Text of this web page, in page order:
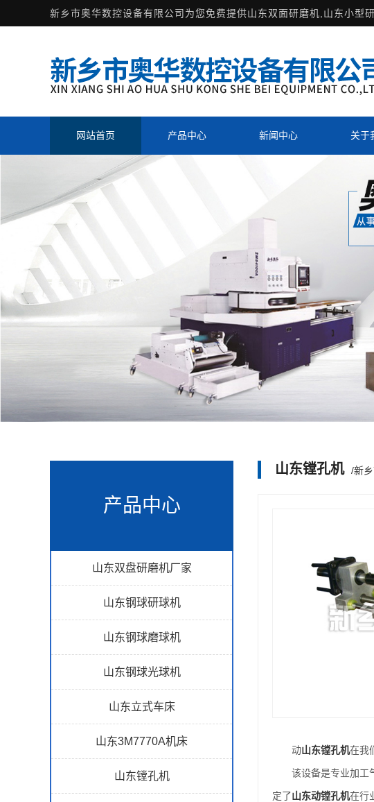
新乡市奥华数控设备有限公司为您免费提供山东双面研磨机 ,山东小型
网站首页 产品中心 新闻中心 关于
产品中心
山东双盘研磨机厂家
山东钢球研球机
山东钢球磨球机
山东钢球光球机
山东立式车床
山东3M7770A机床
山东镗孔机
山东镗孔机 /新
动山东镗孔机在我
该设备是专业加工气
定了 山东动镗孔机在行